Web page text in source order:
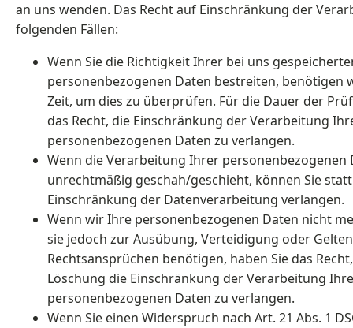
an uns wenden. Das Recht auf Einschränkung der
folgenden Fällen:
Wenn Sie die Richtigkeit Ihrer bei uns
personenbezogenen Daten bestreiten, benötigen
Zeit, um dies zu überprüfen. Für die Dauer der
das Recht, die Einschränkung der Verarbeitung
personenbezogenen Daten zu verlangen.
Wenn die Verarbeitung Ihrer personenbezogenen
unrechtmäßig geschah/geschieht, können Sie
Einschränkung der Datenverarbeitung verlangen.
Wenn wir Ihre personenbezogenen Daten nicht
sie jedoch zur Ausübung, Verteidigung oder
Rechtsansprüchen benötigen, haben Sie das
Löschung die Einschränkung der Verarbeitung
personenbezogenen Daten zu verlangen.
Wenn Sie einen Widerspruch nach Art. 21 Abs. 1